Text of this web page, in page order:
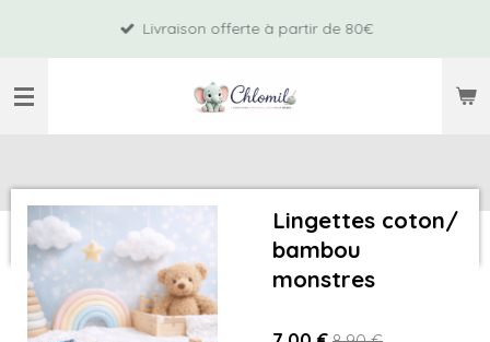
principal
Livraison offerte à partir de 80€
Lingettes coton/
bambou
monstres